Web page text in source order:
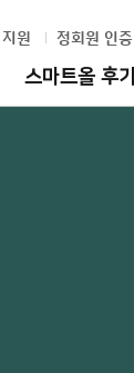
스마트올 후기
원 정회원 인증